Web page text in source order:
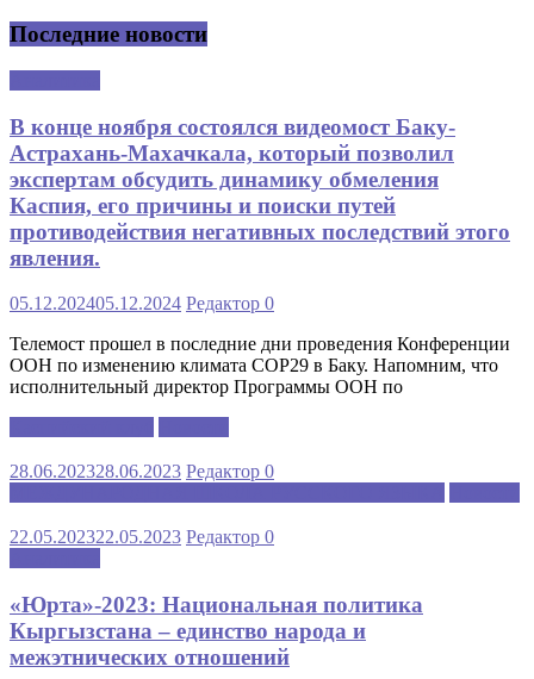
Последние новости
В конце ноября состоялся видеомост Баку-
Астрахань-Махачкала, который позволил
экспертам обсудить динамику обмеления
Каспия, его причины и поиски путей
противодействия негативных последствий этого
явления.
05.12.202405.12.2024 Редактор 0
Телемост прошел в последние дни проведения Конференции
ООН по изменению климата COP29 в Баку. Напомним, что
исполнительный директор Программы ООН по
28.06.202328.06.2023 Редактор 0
22.05.202322.05.2023 Редактор 0
«Юрта»-2023: Национальная политика
Кыргызстана – единство народа и
межэтнических отношений